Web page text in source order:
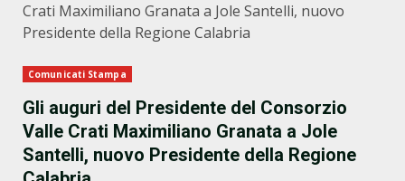
Crati Maximiliano Granata a Jole Santelli, nuovo
Presidente della Regione Calabria
Comunicati Stampa
Gli auguri del Presidente del Consorzio
Valle Crati Maximiliano Granata a Jole
Santelli, nuovo Presidente della Regione